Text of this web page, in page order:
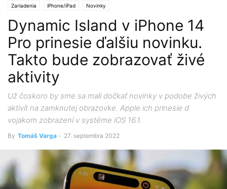
Zariadenia iPhone/iPad Novinky
Dynamic Island v iPhone 14
Pro prinesie ďalšiu novinku.
Takto bude zobrazovať živé
aktivity
Už čoskoro by sme sa mali dočkať novinky v podobe živých
aktivít na zamknutej obrazovke. Apple ich prinesie d
vojakom zobrazení v systéme iOS 16.1.
By Tomáš Varga - 27. septembra 2022